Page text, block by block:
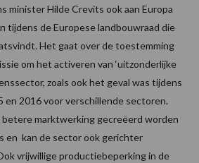
minister Hilde Crevits ook aan Europa
tijdens de Europese landbouwraad die
Het gaat over de toestemming
om het activeren van ‘uitzonderlijke
zoals ook het geval was tijdens
en 2016 voor verschillende sectoren.
betere marktwerking gecreëerd worden
en kan de sector ook gerichter
vrijwillige productiebeperking in de